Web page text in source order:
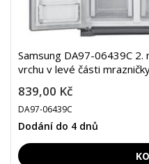
Samsung DA97-06439C 2.
vrchu v levé části
839,00 Kč
DA97-06439C
Dodání do 4 dnů